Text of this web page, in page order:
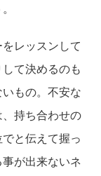
レッスンして
て決めるのも
もの。不安な
持ち合わせの
と伝えて握っ
が出来ないネ